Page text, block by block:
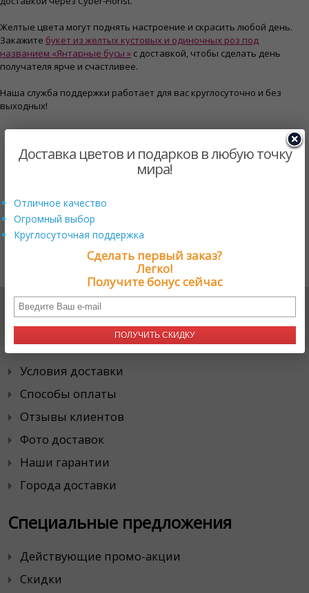
Желтые цвета могут поднять настроение и скрасить любой день.
Закажите букет из желтых кустовых и одиночных роз под
названием «Янтарные бусы » с доставкой, чтобы сделать день
получателя ярче и счастливее.
Наша служба поддержки работает для вас круглосуточно и без
выходных!
Нужна помощь?
Онлайн поддержка
Мы в соцсетях
Наша Служба Доставки
О компании
Условия доставки
Способы оплаты
Отзывы клиентов
Фото доставок
Наши гарантии
Города доставки
Специальные предложения
Действующие промо-акции
Скидки
Доставка цветов и подарков в любую точку
мира!
Отличное качество
Огромный выбор
Круглосуточная поддержка
Сделать первый заказ?
Легко!
Получите бонус сейчас
ПОЛУЧИТЬ СКИДКУ